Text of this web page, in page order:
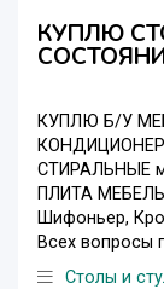
КУПЛЮ
КУПЛЮ Б/У
СТИРАЛЬНЫЕ
ПЛИТА
Шифоньер,
Всех вопросы
Столы и